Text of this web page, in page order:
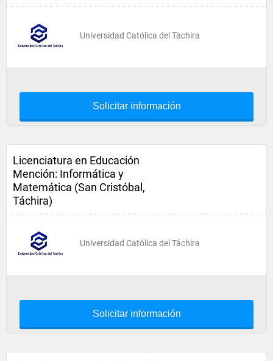
Universidad Católica del Táchira
Solicitar información
Licenciatura en Educación
Mención: Informática y
Matemática (San Cristóbal,
Táchira)
Universidad Católica del Táchira
Solicitar información